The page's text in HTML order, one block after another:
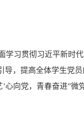
学习贯彻习近平新时
导，提高全体学生党
’心向党，青春奋进”